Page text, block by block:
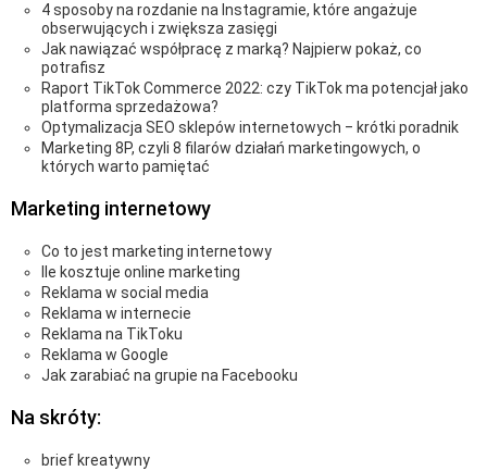
4 sposoby na rozdanie na Instagramie, które angażuje
obserwujących i zwiększa zasięgi
Jak nawiązać współpracę z marką? Najpierw pokaż, co
potrafisz
Raport TikTok Commerce 2022: czy TikTok ma potencjał jako
platforma sprzedażowa?
Optymalizacja SEO sklepów internetowych ‒ krótki poradnik
Marketing 8P, czyli 8 filarów działań marketingowych, o
których warto pamiętać
Marketing internetowy
Co to jest marketing internetowy
Ile kosztuje online marketing
Reklama w social media
Reklama w internecie
Reklama na TikToku
Reklama w Google
Jak zarabiać na grupie na Facebooku
Na skróty:
brief kreatywny